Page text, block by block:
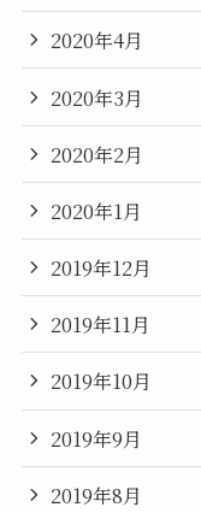
2020年4月
2020年3月
2020年2月
2020年1月
2019年12月
2019年11月
2019年10月
2019年9月
2019年8月